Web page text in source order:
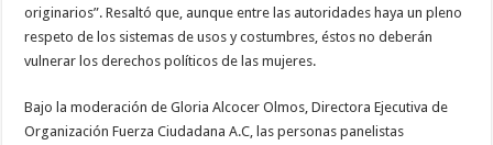
originarios”. Resaltó que, aunque entre las autoridades haya un pleno
respeto de los sistemas de usos y costumbres, éstos no deberán
vulnerar los derechos políticos de las mujeres.
Bajo la moderación de Gloria Alcocer Olmos, Directora Ejecutiva de
Organización Fuerza Ciudadana A.C, las personas panelistas